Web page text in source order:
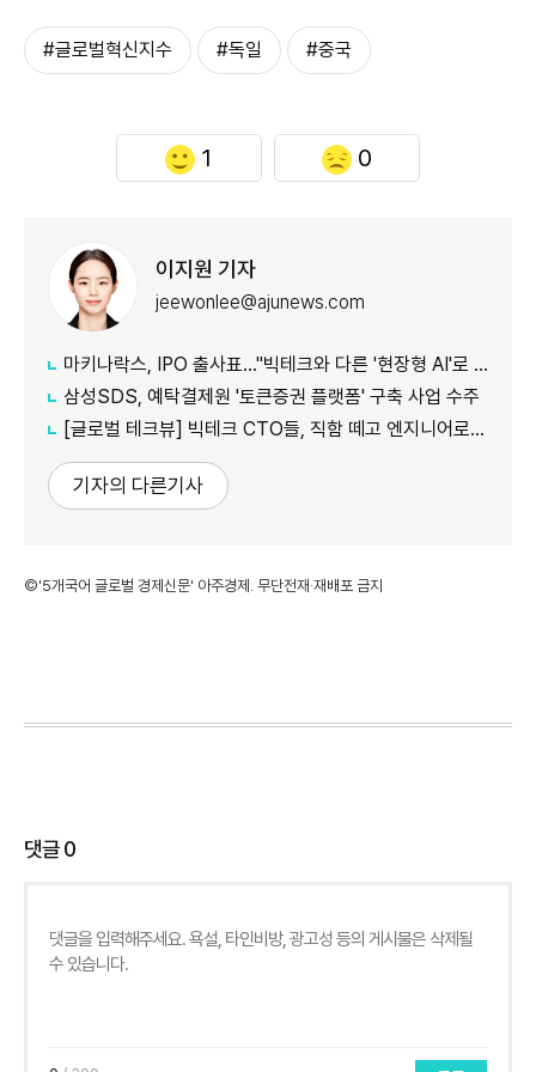
#글로벌혁신지수 #독일 #중국
1 0
이지원 기자
jeewonlee@ajunews.com
마키나락스, IPO 출사표…"빅테크와 다른 '현장형 AI'로 승부"
삼성SDS, 예탁결제원 '토큰증권 플랫폼' 구축 사업 수주
[글로벌 테크뷰] 빅테크 CTO들, 직함 떼고 엔지니어로 유턴...'앤트로픽행 러시' 이유는
기자의 다른기사
©'5개국어 글로벌 경제신문' 아주경제. 무단전재·재배포 금지
댓글0